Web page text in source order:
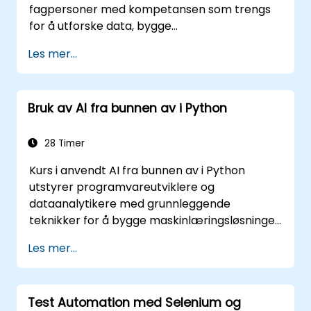
fagpersoner med kompetansen som trengs
for å utforske data, bygge
drevne løsninger i forretningsmiljøer. Dekker
CRISP-DM-arbeidsflyter, statistisk analyse,
overvåket og uovervåket læring, dyplæring
med Tensorflow, naturlig språkbehandling,
datadrevet fortellerteknikk. Ideelt for
sertifisering innen datavitenskap og
karriereklar analyseopplæring.
Les mer...
Bruk av AI fra bunnen av i Python
28 Timer
Kurs i anvendt AI fra bunnen av i Python
utstyrer programvareutviklere og
dataanalytikere med grunnleggende
teknikker for å bygge maskinlæringsløsninger
Omhandler grunnleggende prinsipper for
veiledet læring (klassifisering og regresjon),
ulvetet læring (klustering og
unormalitetsdeteksjon) avanserte
Les mer...
Test Automation med Selenium og